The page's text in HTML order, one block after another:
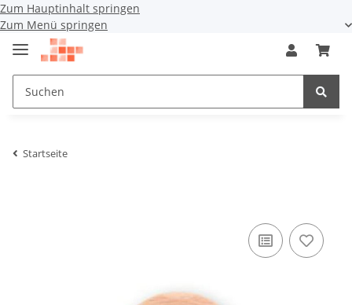
Zum Hauptinhalt springen
Zum Menü springen
Startseite